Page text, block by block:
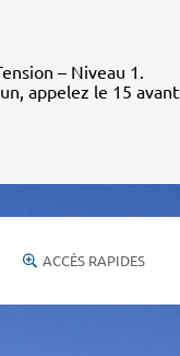
– Niveau 1.
appelez le 15 avant
ACCÈS RAPIDES